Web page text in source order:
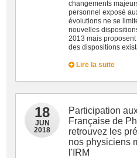
changements
personnel exposé
évolutions ne se
nouvelles
2013 mais
des dispositions
Lire la suite
18
JUN
2018
Participation
Française de
retrouvez les
nos physiciens
l'IRM